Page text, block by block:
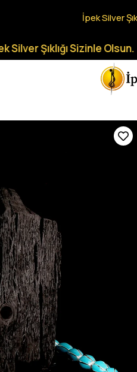
İpek Silver
Şıklığı Sizinle Olsun.